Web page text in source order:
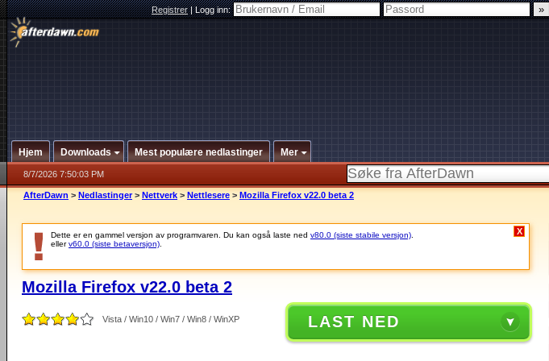
Registrer|Logg inn:
Hjem Downloads Mest populære nedlastinger Mer
8/7/2026 7:50:03 PM
AfterDawn > Nedlastinger > Nettverk > Nettlesere > Mozilla Firefox v22.0 beta 2
Dette er en gammel versjon av programvaren. Du kan også laste ned v80.0 (siste stabile versjon)
ellerv60.0 (siste betaversjon)
X
Mozilla Firefox v22.0 beta 2
Vista / Win10 / Win7 / Win8 / WinXP LAST NED